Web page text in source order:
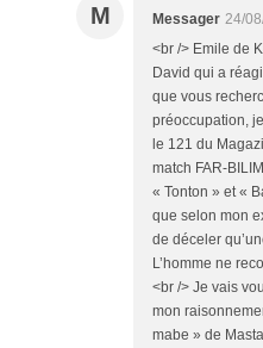
M Messager 24/
<br /> Emile de
David qui a
que vous
préoccupation,
le 121 du
match FAR-
« Tonton » et «
que selon mon
de déceler
L’homme ne
<br /> Je vais
mon
mabe » de